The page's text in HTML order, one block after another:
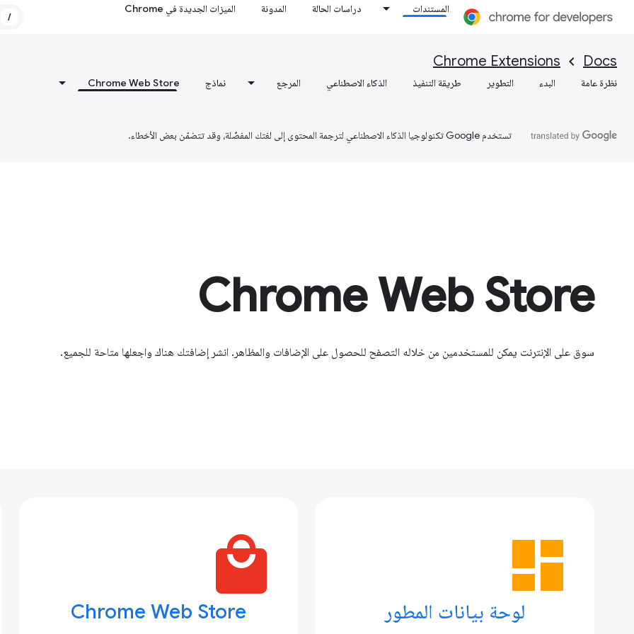
المستندات دراسات الحالة المدونة الميزات الجديدة في Chrome
/
Docs
Chrome Extensions
نظرة عامة البدء التطوير طريقة التنفيذ الذكاء الاصطناعي المرجع نماذج Chrome Web Store
تستخدم Google تكنولوجيا الذكاء الاصطناعي لترجمة المحتوى إلى لغتك المفضّلة، وقد تتضمّن بعض الأخطاء.
Chrome Web Store
سوق على الإنترنت يمكن للمستخدمين من خلاله التصفح للحصول على الإضافات والمظاهر. انشر إضافتك هناك واجعلها متاحة للجميع.
dashboard
لوحة بيانات المطور
local_mall
Chrome Web Store